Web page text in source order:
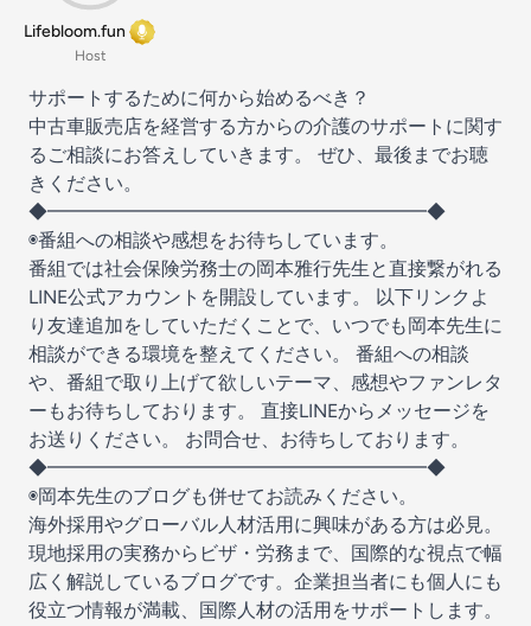
Lifebloom.fun
Host
サポートするために何から始めるべき？
中古車販売店を経営する方からの介護のサポートに関す
るご相談にお答えしていきます。 ぜひ、最後までお聴
きください。
◆━━━━━━━━━━━━━━━━━━━━◆
◉番組への相談や感想をお待ちしています。
番組では社会保険労務士の岡本雅行先生と直接繋がれる
LINE公式アカウントを開設しています。 以下リンクよ
り友達追加をしていただくことで、いつでも岡本先生に
相談ができる環境を整えてください。 番組への相談
や、番組で取り上げて欲しいテーマ、感想やファンレタ
ーもお待ちしております。 直接LINEからメッセージを
お送りください。 お問合せ、お待ちしております。
◆━━━━━━━━━━━━━━━━━━━━◆
◉岡本先生のブログも併せてお読みください。
海外採用やグローバル人材活用に興味がある方は必見。
現地採用の実務からビザ・労務まで、国際的な視点で幅
広く解説しているブログです。企業担当者にも個人にも
役立つ情報が満載、国際人材の活用をサポートします。